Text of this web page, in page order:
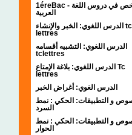
1éreBac - ملخص في دروس اللغة
العربية
الدرس اللغوي: الخبر والإنشاء tc
lettres
الدرس اللغوي: التشبيه أقسامه
tclettres
الدرس اللغوي: بلاغة الإمتاع Tc
lettres
الدرس الغوي: أغراض الخبر
و التطبيقات: الحكي : نمط
السرد
و التطبيقات: الحكي : نمط
الحوار